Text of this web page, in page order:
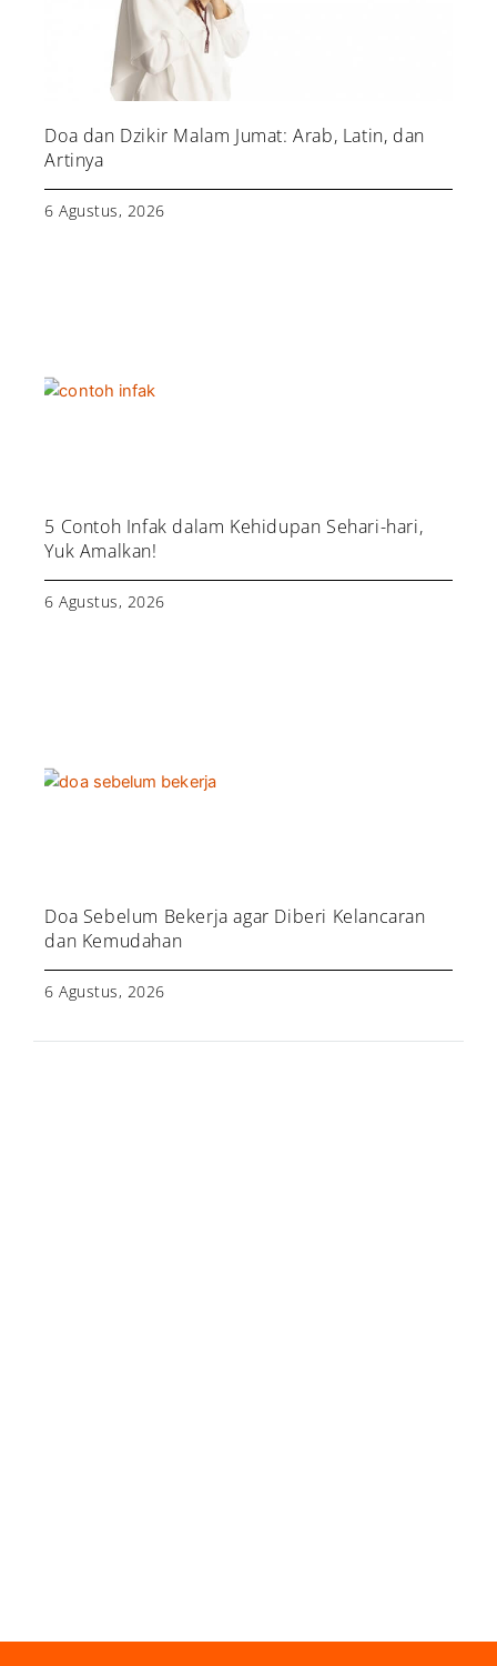
Doa dan Dzikir Malam Jumat: Arab, Latin, dan
Artinya
6 Agustus, 2026
5 Contoh Infak dalam Kehidupan Sehari-hari,
Yuk Amalkan!
6 Agustus, 2026
Doa Sebelum Bekerja agar Diberi Kelancaran
dan Kemudahan
6 Agustus, 2026